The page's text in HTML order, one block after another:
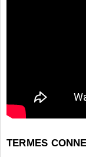
TERMES